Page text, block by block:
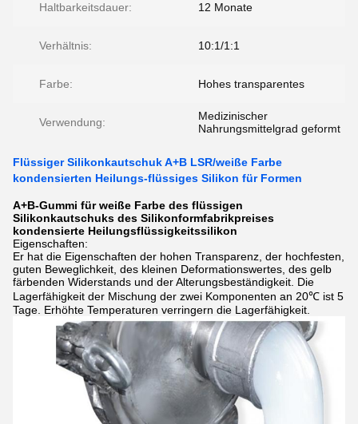
Haltbarkeitsdauer: 12 Monate
Verhältnis: 10:1/1:1
Farbe: Hohes transparentes
Verwendung:
Medizinischer
Nahrungsmittelgrad geformt
Flüssiger Silikonkautschuk A+B LSR/weiße Farbe
kondensierten Heilungs-flüssiges Silikon für Formen
A+B-Gummi für weiße Farbe des flüssigen
Silikonkautschuks des Silikonformfabrikpreises
kondensierte Heilungsflüssigkeitssilikon
Eigenschaften:
Er hat die Eigenschaften der hohen Transparenz, der hochfesten,
guten Beweglichkeit, des kleinen Deformationswertes, des gelb
färbenden Widerstands und der Alterungsbeständigkeit. Die
Lagerfähigkeit der Mischung der zwei Komponenten an 20℃ ist 5
Tage. Erhöhte Temperaturen verringern die Lagerfähigkeit.